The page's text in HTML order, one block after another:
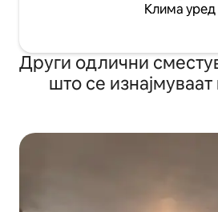
Клима уред
Други одлични
што се